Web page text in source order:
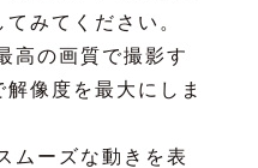
みてください。
高の画質で撮影す
像度を最大にしま
ムーズな動きを表